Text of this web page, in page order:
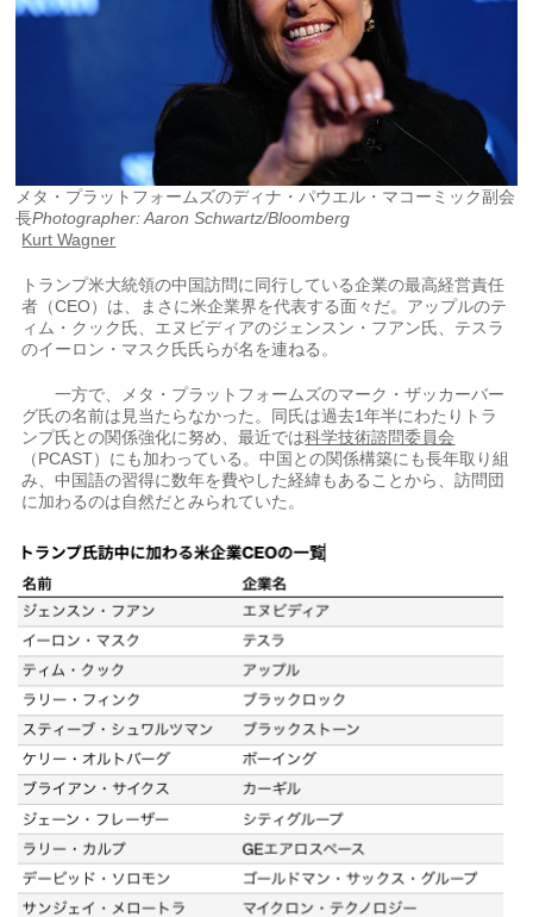
メタ・プラットフォームズのディナ・パウエル・マコーミック副会
長Photographer: Aaron Schwartz/Bloomberg
Kurt Wagner
トランプ米大統領の中国訪問に同行している企業の最高経営責任
者（CEO）は、まさに米企業界を代表する面々だ。アップルのテ
ィム・クック氏、エヌビディアのジェンスン・フアン氏、テスラ
のイーロン・マスク氏氏らが名を連ねる。
一方で、メタ・プラットフォームズのマーク・ザッカーバー
グ氏の名前は見当たらなかった。同氏は過去1年半にわたりトラ
ンプ氏との関係強化に努め、最近では科学技術諮問委員会
（PCAST）にも加わっている。中国との関係構築にも長年取り組
み、中国語の習得に数年を費やした経緯もあることから、訪問団
に加わるのは自然だとみられていた。